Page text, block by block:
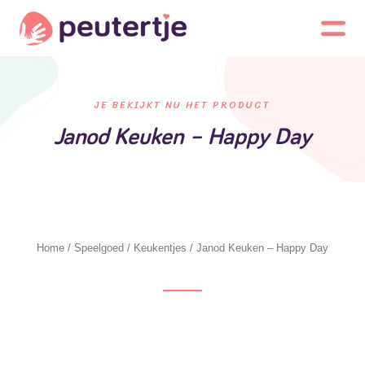
JE BEKIJKT NU HET PRODUCT
Janod Keuken – Happy Day
Home / Speelgoed / Keukentjes / Janod Keuken – Happy Day